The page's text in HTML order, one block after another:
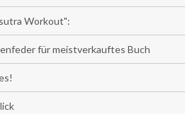
Workout":
für meistverkauftes Buch